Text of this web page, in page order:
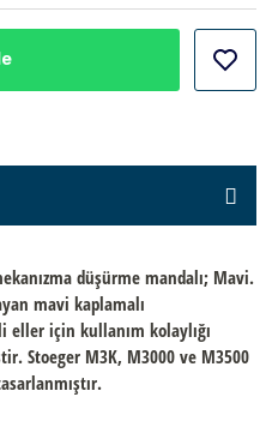
düşürme mandalı; Mavi.
mavi kaplamalı
için kullanım kolaylığı
Stoeger M3K, M3000 ve M3500